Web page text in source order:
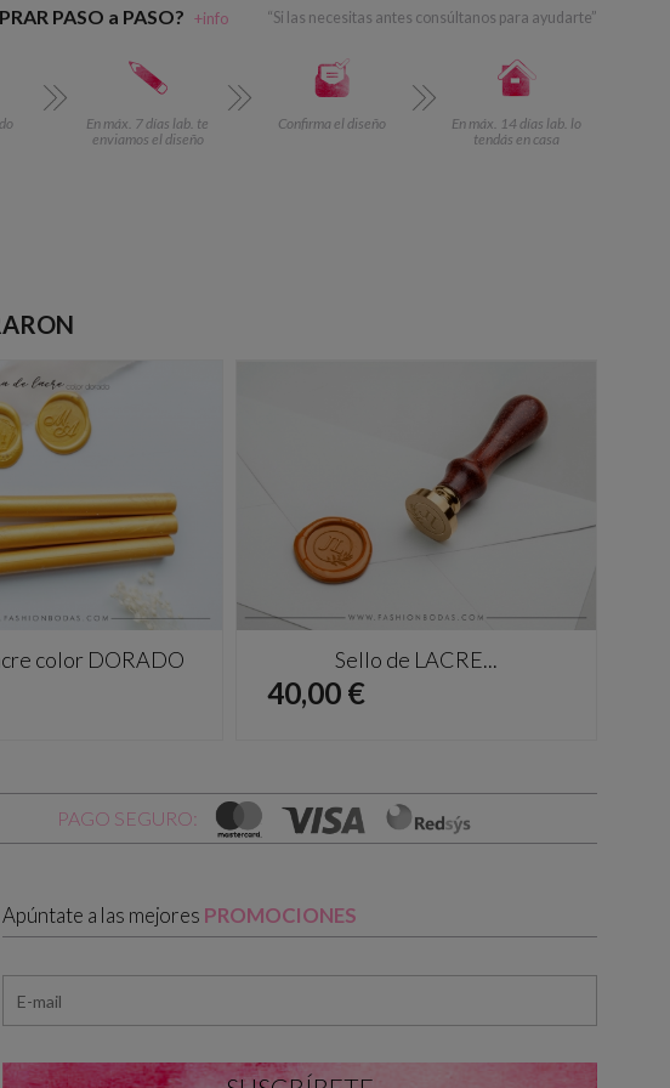
PASO a PASO? +info “Si las necesitas antes consúltanos para ayudarte”
En máx. 7 días lab. te
enviamos el diseño
Confirma el diseño
En máx. 14 días lab. lo
tendás en casa
color DORADO Sello de LACRE...
Precio
40,00 €
PAGO SEGURO:
Apúntate a las mejores PROMOCIONES